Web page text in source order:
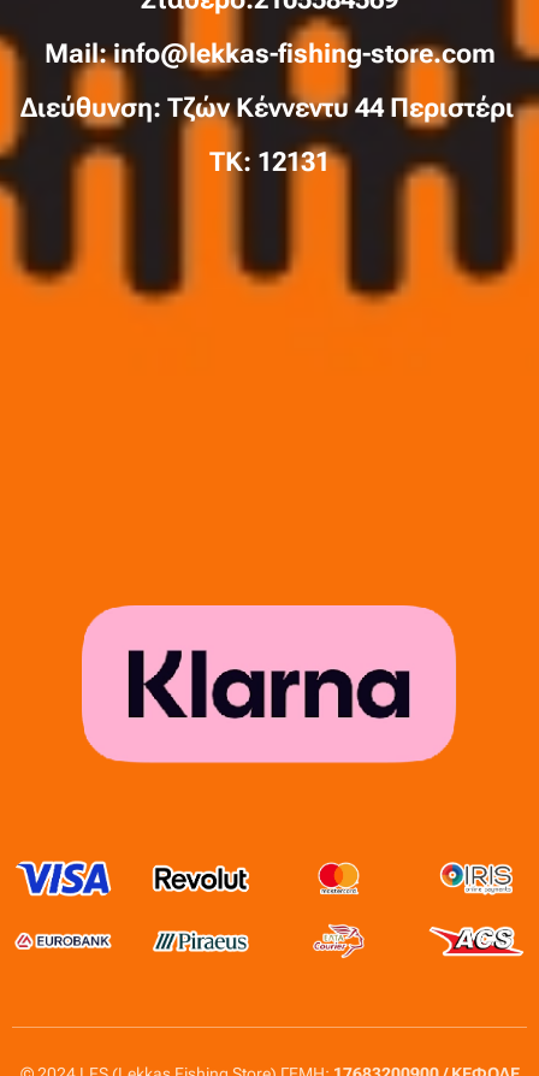
Mail: info@lekkas-fishing-store.com
Διεύθυνση: Τζών Κέννεντυ 44 Περιστέρι
TK: 12131